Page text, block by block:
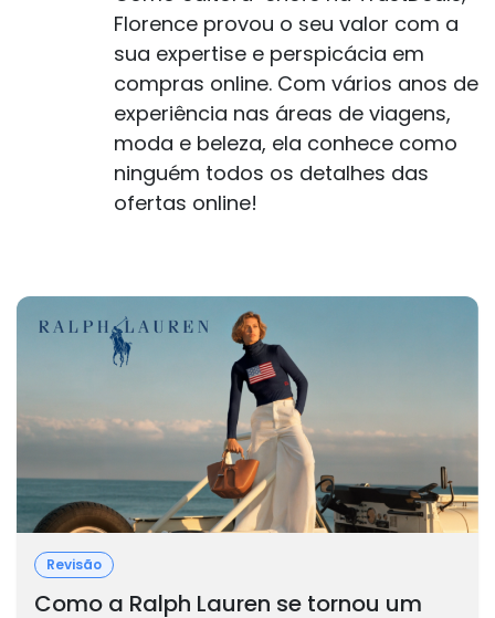
Florence provou o seu valor com a
sua expertise e perspicácia em
compras online. Com vários anos de
experiência nas áreas de viagens,
moda e beleza, ela conhece como
ninguém todos os detalhes das
ofertas online!
Revisão
Como a Ralph Lauren se tornou um